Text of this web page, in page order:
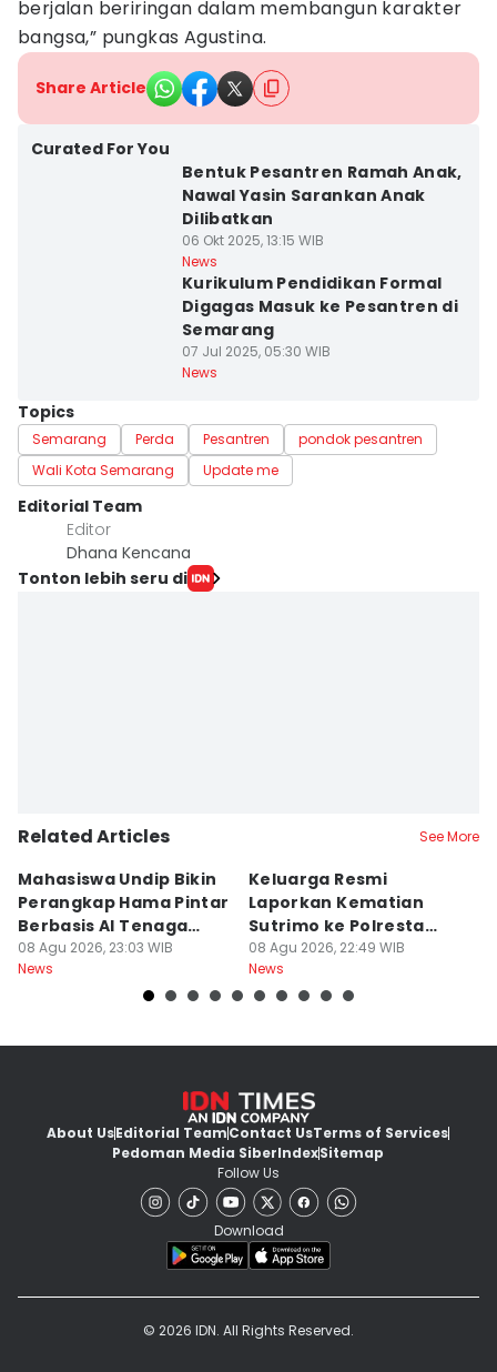
berjalan beriringan dalam membangun karakter
bangsa,” pungkas Agustina.
Share Article
Curated For You
Bentuk Pesantren Ramah Anak,
Nawal Yasin Sarankan Anak
Dilibatkan
06 Okt 2025, 13:15 WIB
News
Kurikulum Pendidikan Formal
Digagas Masuk ke Pesantren di
Semarang
07 Jul 2025, 05:30 WIB
News
Topics
Semarang Perda Pesantren
pondok pesantren
Wali Kota Semarang
Update me
Editorial Team
Editor
Dhana Kencana
Tonton lebih seru di
Related Articles See More
Mahasiswa Undip Bikin
Perangkap Hama Pintar
Berbasis AI Tenaga
Surya
08 Agu 2026, 23:03 WIB
News
Keluarga Resmi
Laporkan Kematian
Sutrimo ke Polresta
Banyumas
08 Agu 2026, 22:49 WIB
News
About UsEditorial TeamContact UsTerms of Services
Pedoman Media SiberIndexSitemap
Follow Us
Download
© 2026 IDN. All Rights Reserved.